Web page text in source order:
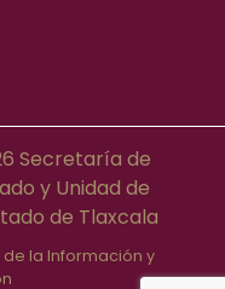
Secretaría de
y Unidad de
de Tlaxcala
la Información y